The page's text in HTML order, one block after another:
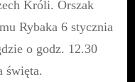
|
stycznia
Króli. Orszak
Rybaka 6 stycznia
o godz. 12.30
święta.